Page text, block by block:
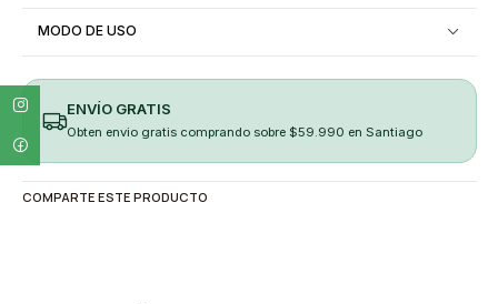
MODO DE USO
ENVÍO GRATIS
Obten envio gratis comprando sobre $59.990 en Santiago
COMPARTE ESTE PRODUCTO